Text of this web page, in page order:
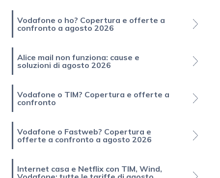
Vodafone o ho? Copertura e offerte a
confronto a agosto 2026
Alice mail non funziona: cause e
soluzioni di agosto 2026
Vodafone o TIM? Copertura e offerte a
confronto
Vodafone o Fastweb? Copertura e
offerte a confronto a agosto 2026
Internet casa e Netflix con TIM, Wind,